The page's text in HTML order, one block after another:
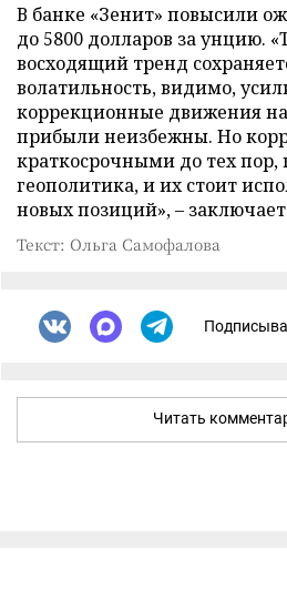
В банке «Зенит» повысили
до 5800 долларов за унцию.
восходящий тренд
волатильность, видимо,
коррекционные движения
прибыли неизбежны. Но
краткосрочными до тех пор,
геополитика, и их стоит
новых позиций», –
Текст: Ольга Самофалова
Читать